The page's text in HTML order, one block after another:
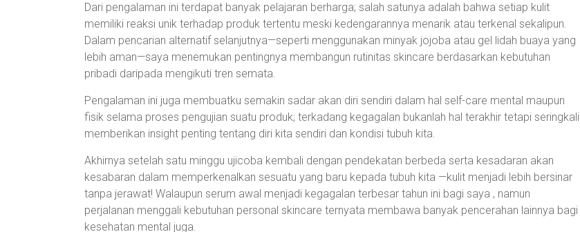
Dari pengalaman ini terdapat banyak pelajaran berharga; salah satunya adalah bahwa setiap kulit
memiliki reaksi unik terhadap produk tertentu meski kedengarannya menarik atau terkenal sekalipun.
Dalam pencarian alternatif selanjutnya—seperti menggunakan minyak jojoba atau gel lidah buaya yang
lebih aman—saya menemukan pentingnya membangun rutinitas skincare berdasarkan kebutuhan
pribadi daripada mengikuti tren semata.
Pengalaman ini juga membuatku semakin sadar akan diri sendiri dalam hal self-care mental maupun
fisik selama proses pengujian suatu produk; terkadang kegagalan bukanlah hal terakhir tetapi seringkali
memberikan insight penting tentang diri kita sendiri dan kondisi tubuh kita.
Akhirnya setelah satu minggu ujicoba kembali dengan pendekatan berbeda serta kesadaran akan
kesabaran dalam memperkenalkan sesuatu yang baru kepada tubuh kita —kulit menjadi lebih bersinar
tanpa jerawat! Walaupun serum awal menjadi kegagalan terbesar tahun ini bagi saya , namun
perjalanan menggali kebutuhan personal skincare ternyata membawa banyak pencerahan lainnya bagi
kesehatan mental juga.